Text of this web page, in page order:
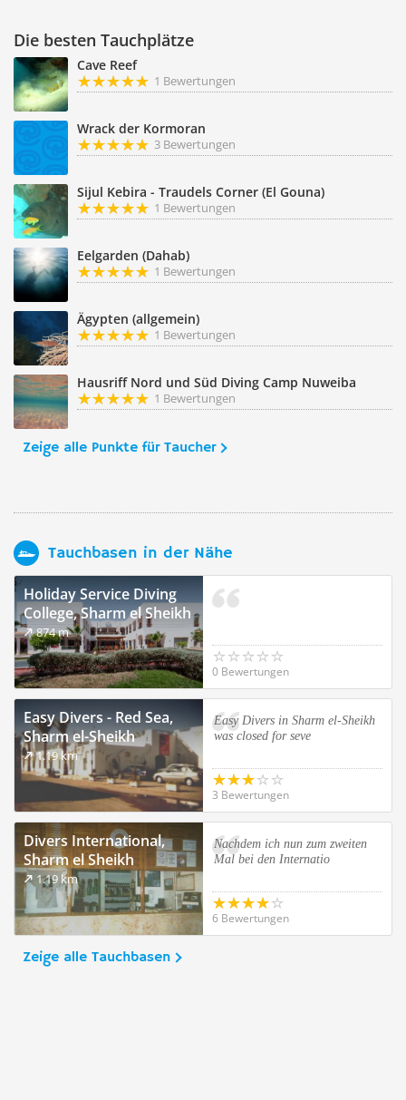
Die besten Tauchplätze
Cave Reef
1 Bewertungen
Wrack der Kormoran
3 Bewertungen
Sijul Kebira - Traudels Corner (El Gouna)
1 Bewertungen
Eelgarden (Dahab)
1 Bewertungen
Ägypten (allgemein)
1 Bewertungen
Hausriff Nord und Süd Diving Camp Nuweiba
1 Bewertungen
Zeige alle Punkte für Taucher
Tauchbasen in der Nähe
Holiday Service Diving
College, Sharm el Sheikh
874 m
0 Bewertungen
Easy Divers - Red Sea,
Sharm el-Sheikh
1.19 km
Easy Divers in Sharm el-Sheikh
was closed for seve
3 Bewertungen
Divers International,
Sharm el Sheikh
1.19 km
Nachdem ich nun zum zweiten
Mal bei den Internatio
6 Bewertungen
Zeige alle Tauchbasen